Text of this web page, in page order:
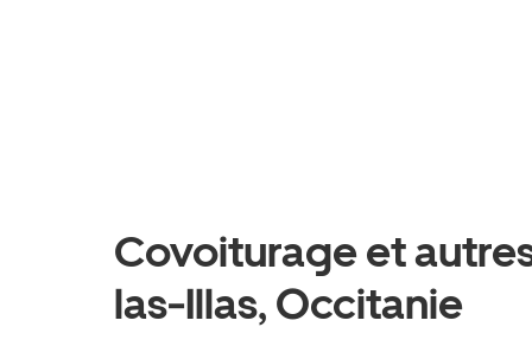
Covoiturage et
las-Illas, Occitanie